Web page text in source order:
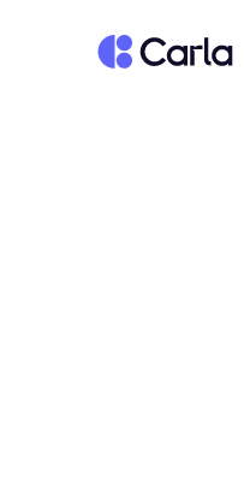
Tillbaka till startsidan